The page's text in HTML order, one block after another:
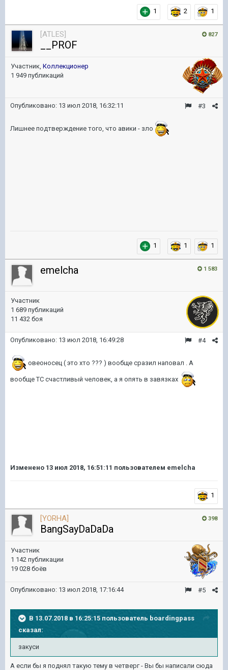
1 2 1
827
[ATLES]
__PROF
Участник, Коллекционер
1 949 публикаций
#3
Опубликовано: 13 июл 2018, 16:32:11
Лишнее подтверждение того, что авики - зло
1 1 1
1 583
emelcha
Участник
1 689 публикаций
11 432 боя
#4
Опубликовано: 13 июл 2018, 16:49:28
овеоносец ( это хто ??? ) вообще сразил наповал . А
вообще ТС счастливый человек, а я опять в завязках
Изменено 13 июл 2018, 16:51:11 пользователем emelcha
1
398
[YORHA]
BangSayDaDaDa
Участник
1 142 публикации
19 028 боёв
#5
Опубликовано: 13 июл 2018, 17:16:44
В 13.07.2018 в 16:25:15 пользователь boardingpass
сказал:
закуси
А если бы я поднял такую тему в четверг - Вы бы написали сюда